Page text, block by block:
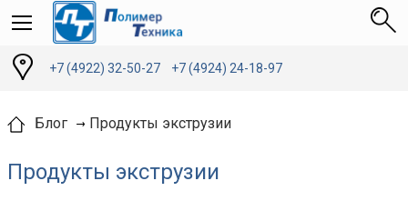
+7 (4922) 32-50-27 +7 (4924) 24-18-97
Блог Продукты экструзии
Продукты экструзии